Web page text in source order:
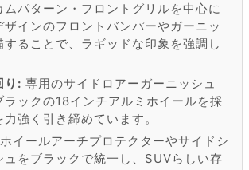
ムパターン・フロントグリルを中心に
ザインのフロントバンパーやガーニッ
することで、ラギッドな印象を強調し
り: 専用のサイドロアーガーニッシュ
ラックの18インチアルミホイールを採
強く引き締めています。
ホイールアーチプロテクターやサイドシ
ュをブラックで統一し、SUVらしい存